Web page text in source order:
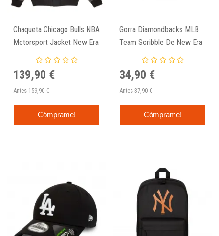
Chaqueta Chicago Bulls NBA
Motorsport Jacket New Era
139,90 €
Antes 159,90 €
Cómprame!
Gorra Diamondbacks MLB
Team Scribble De New Era
34,90 €
Antes 37,90 €
Cómprame!